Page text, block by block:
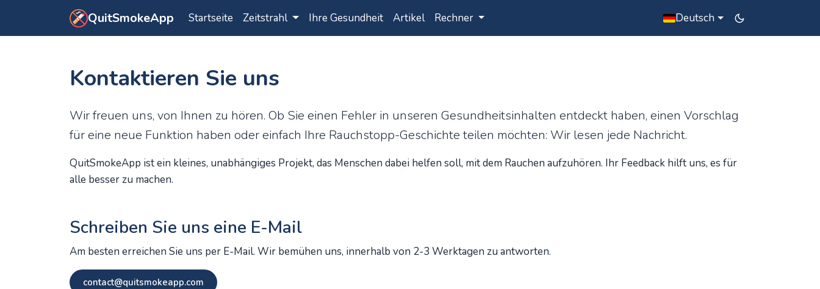
Zum Hauptinhalt springen
QuitSmokeApp Startseite Zeitstrahl Ihre Gesundheit Artikel Rechner Deutsch
Kontaktieren Sie uns
Wir freuen uns, von Ihnen zu hören. Ob Sie einen Fehler in unseren Gesundheitsinhalten entdeckt haben, einen Vorschlag
für eine neue Funktion haben oder einfach Ihre Rauchstopp-Geschichte teilen möchten: Wir lesen jede Nachricht.
QuitSmokeApp ist ein kleines, unabhängiges Projekt, das Menschen dabei helfen soll, mit dem Rauchen aufzuhören. Ihr Feedback hilft uns, es für
alle besser zu machen.
Schreiben Sie uns eine E-Mail
Am besten erreichen Sie uns per E-Mail. Wir bemühen uns, innerhalb von 2-3 Werktagen zu antworten.
contact@quitsmokeapp.com